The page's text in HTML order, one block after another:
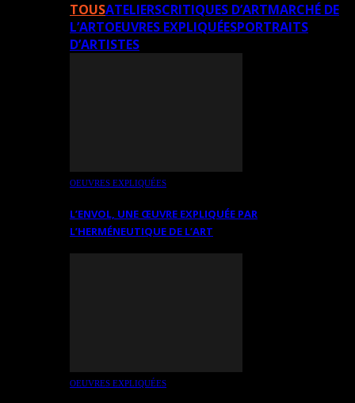
TOUSATELIERSCRITIQUES D’ARTMARCHÉ DE
L’ARTOEUVRES EXPLIQUÉESPORTRAITS
D’ARTISTES
OEUVRES EXPLIQUÉES
L’ENVOL, UNE ŒUVRE EXPLIQUÉE PAR
L’HERMÉNEUTIQUE DE L’ART
OEUVRES EXPLIQUÉES